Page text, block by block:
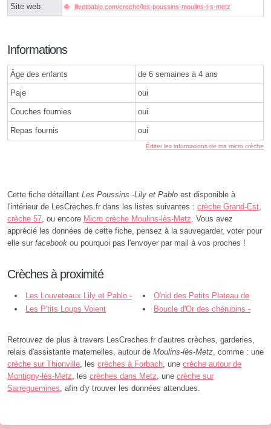
Site web lilyetpablo.com/creche/les-poussins-moulins-l-s-metz
Informations
Âge des enfants de 6 semaines à 4 ans
Paje oui
Couches fournies oui
Repas fournis oui
Éditer les informations de ma micro crèche
Cette fiche détaillant Les Poussins -Lily et Pablo est disponible à
l'intérieur de LesCreches.fr dans les listes suivantes : crèche Grand-Est
crèche 57 , ou encore Micro crèche Moulins-lès-Metz . Vous avez
apprécié les données de cette fiche, pensez à la sauvegarder, voter pour
elle sur facebook ou pourquoi pas l'envoyer par mail à vos proches !
Crèches à proximité
Les Louveteaux Lily et Pablo -
Ouverture Prochaine - Moulins-lès-
O'nid des Petits Plateau de
Frescaty - Augny
Les P'tits Loups Voient
Boucle d'Or des chérubins -
Retrouvez de plus à travers LesCreches.fr d'autres crèches, garderies,
relais d'assistante maternelles, autour de Moulins-lès-Metz , comme : une
crèche sur Thionville , les crèches à Forbach , une crèche autour de
Montigny-lès-Metz , les crèches dans Metz , une crèche sur
Sarreguemines , afin d'y trouver les données attendues.